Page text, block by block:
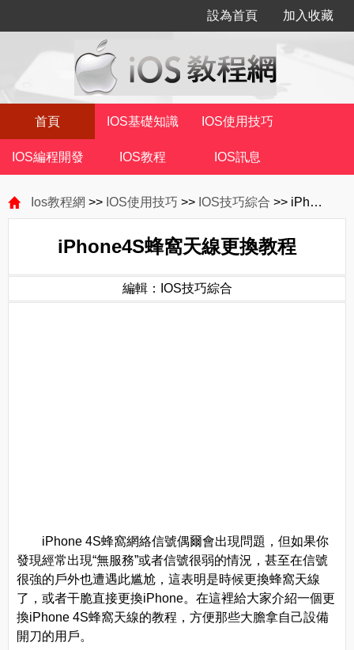
設為首頁 加入收藏
首頁 IOS基礎知識 IOS使用技巧
IOS編程開發 IOS教程 IOS訊息
Ios教程網 >> IOS使用技巧 >> IOS技巧綜合 >> iPhone4S蜂窩天線更換教程
iPhone4S蜂窩天線更換教程
編輯：IOS技巧綜合
iPhone 4S蜂窩網絡信號偶爾會出現問題，但如果你
發現經常出現“無服務”或者信號很弱的情況，甚至在信號
很強的戶外也遭遇此尴尬，這表明是時候更換蜂窩天線
了，或者干脆直接更換iPhone。在這裡給大家介紹一個更
換iPhone 4S蜂窩天線的教程，方便那些大膽拿自己設備
開刀的用戶。